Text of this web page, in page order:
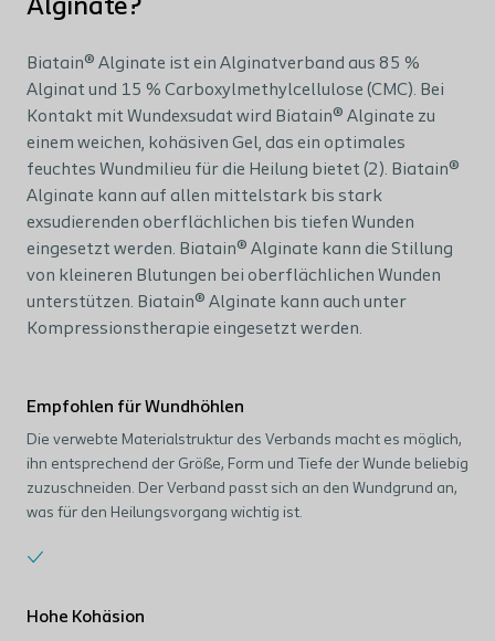
Alginate?
Biatain® Alginate ist ein Alginatverband aus 85 %
Alginat und 15 % Carboxylmethylcellulose (CMC). Bei
Kontakt mit Wundexsudat wird Biatain® Alginate zu
einem weichen, kohäsiven Gel, das ein optimales
feuchtes Wundmilieu für die Heilung bietet (2). Biatain®
Alginate kann auf allen mittelstark bis stark
exsudierenden oberflächlichen bis tiefen Wunden
eingesetzt werden. Biatain® Alginate kann die Stillung
von kleineren Blutungen bei oberflächlichen Wunden
unterstützen. Biatain® Alginate kann auch unter
Kompressionstherapie eingesetzt werden.
Empfohlen für Wundhöhlen
Die verwebte Materialstruktur des Verbands macht es möglich,
ihn entsprechend der Größe, Form und Tiefe der Wunde beliebig
zuzuschneiden. Der Verband passt sich an den Wundgrund an,
was für den Heilungsvorgang wichtig ist.
Hohe Kohäsion